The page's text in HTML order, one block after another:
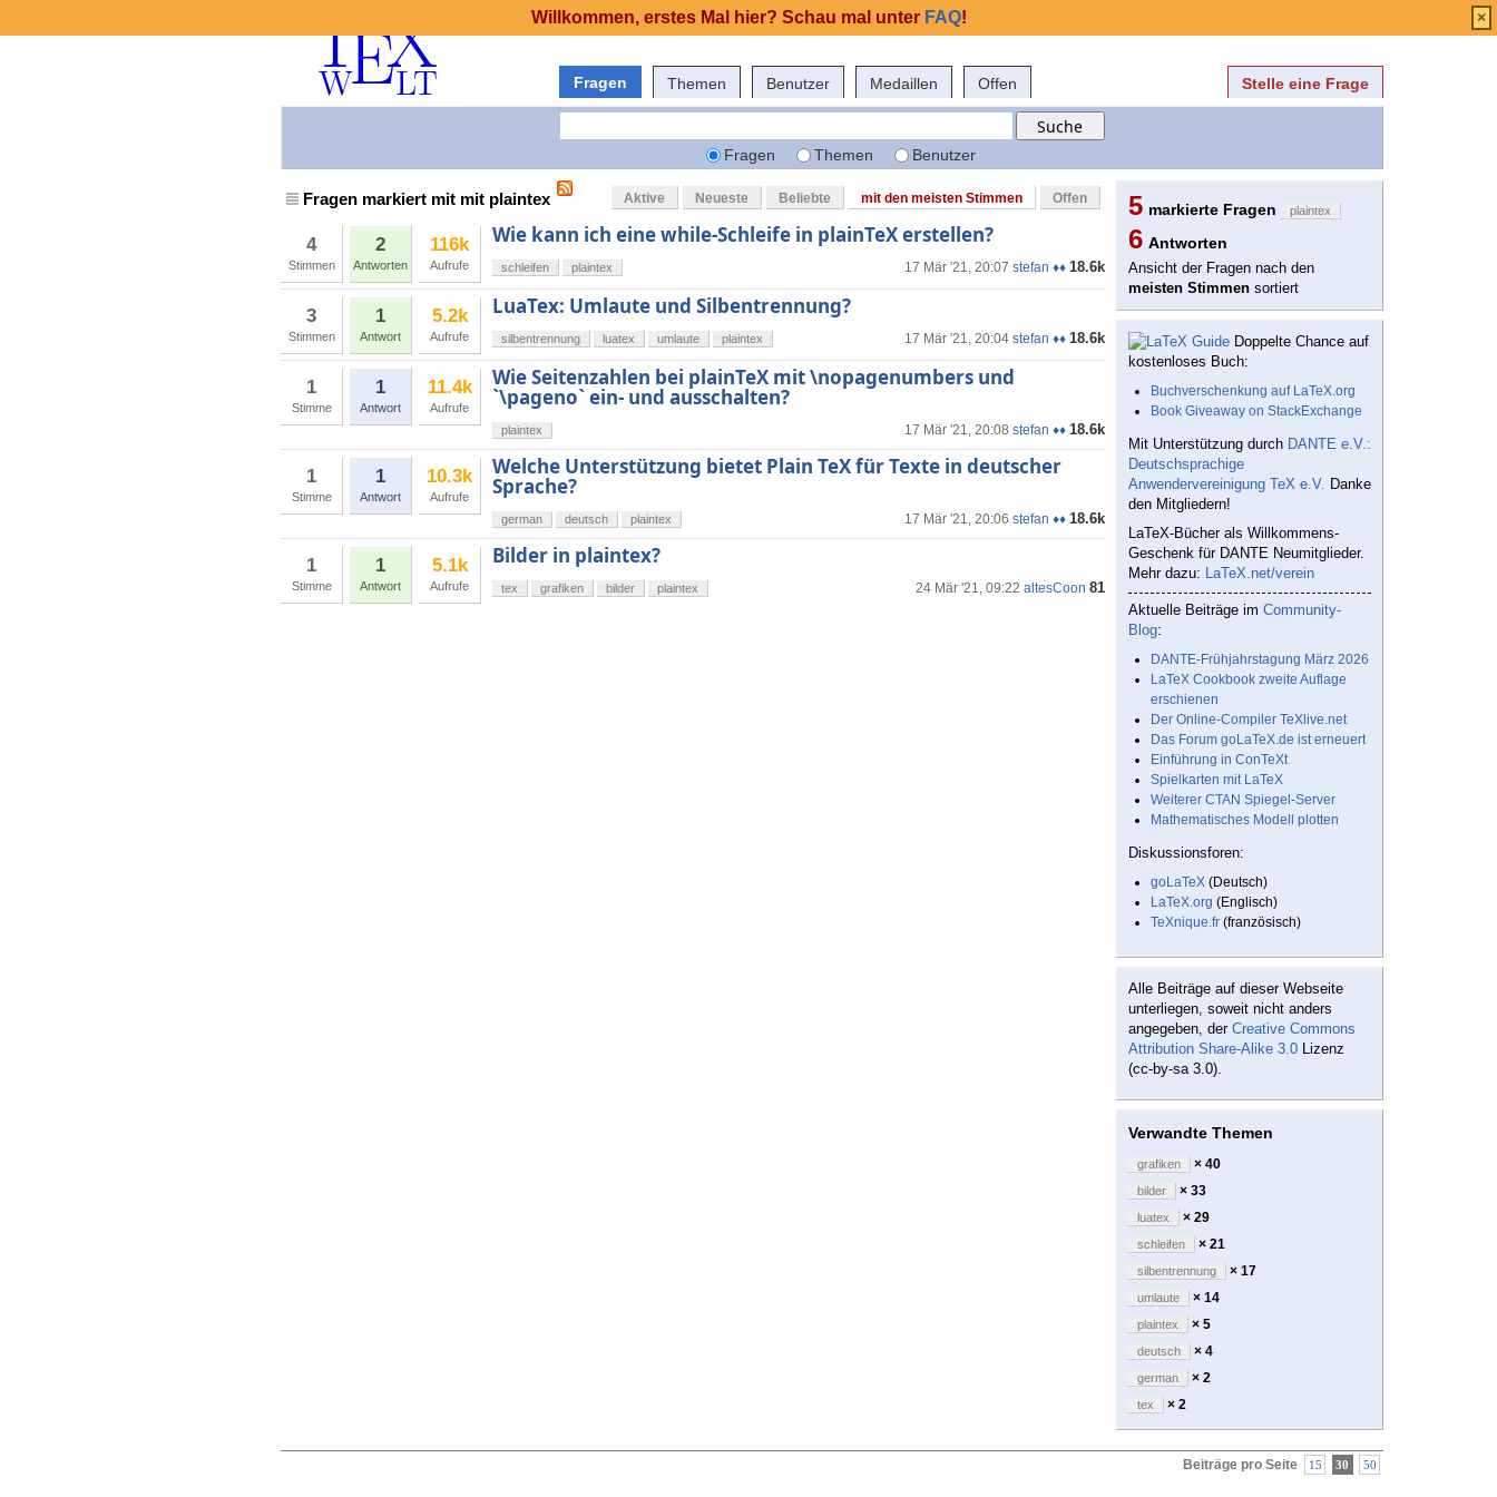
Fragen Themen Benutzer Medaillen Offen Stelle eine Frage
Fragen Themen Benutzer
Fragen markiert mit mit plaintex Aktive Neueste Beliebte mit den meisten Stimmen Offen
4
Stimmen
2
Antworten
116k
Aufrufe
Wie kann ich eine while-Schleife in plainTeX erstellen?
17 Mär '21, 20:07 stefan ♦♦ 18.6k
schleifen plaintex
3
Stimmen
1
Antwort
5.2k
Aufrufe
LuaTex: Umlaute und Silbentrennung?
17 Mär '21, 20:04 stefan ♦♦ 18.6k
silbentrennung luatex umlaute plaintex
1
Stimme
1
Antwort
11.4k
Aufrufe
Wie Seitenzahlen bei plainTeX mit \nopagenumbers und
`\pageno` ein- und ausschalten?
17 Mär '21, 20:08 stefan ♦♦ 18.6k
plaintex
1
Stimme
1
Antwort
10.3k
Aufrufe
Welche Unterstützung bietet Plain TeX für Texte in deutscher
Sprache?
17 Mär '21, 20:06 stefan ♦♦ 18.6k
german deutsch plaintex
1
Stimme
1
Antwort
5.1k
Aufrufe
Bilder in plaintex?
24 Mär '21, 09:22 altesCoon 81
tex grafiken bilder plaintex
5 markierte Fragen plaintex
6 Antworten
Ansicht der Fragen nach den
meisten Stimmen sortiert
Doppelte Chance auf
kostenloses Buch:
Buchverschenkung auf LaTeX.org
Book Giveaway on StackExchange
Mit Unterstützung durch DANTE e.V.:
Deutschsprachige
Anwendervereinigung TeX e.V. Danke
den Mitgliedern!
LaTeX-Bücher als Willkommens-
Geschenk für DANTE Neumitglieder.
Mehr dazu: LaTeX.net/verein
Aktuelle Beiträge im Community-
Blog:
DANTE-Frühjahrstagung März 2026
LaTeX Cookbook zweite Auflage
erschienen
Der Online-Compiler TeXlive.net
Das Forum goLaTeX.de ist erneuert
Einführung in ConTeXt
Spielkarten mit LaTeX
Weiterer CTAN Spiegel-Server
Mathematisches Modell plotten
Diskussionsforen:
goLaTeX (Deutsch)
LaTeX.org (Englisch)
TeXnique.fr (französisch)
Alle Beiträge auf dieser Webseite
unterliegen, soweit nicht anders
angegeben, der Creative Commons
Attribution Share-Alike 3.0 Lizenz
(cc-by-sa 3.0).
Verwandte Themen
grafiken × 40
bilder × 33
luatex × 29
schleifen × 21
silbentrennung × 17
umlaute × 14
plaintex × 5
deutsch × 4
german × 2
tex × 2
Beiträge pro Seite 15 30 50
Willkommen, erstes Mal hier? Schau mal unter FAQ! ×